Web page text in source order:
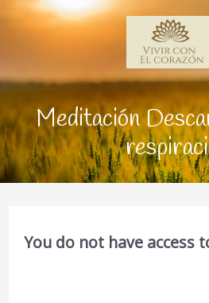
Meditación
You do not have access